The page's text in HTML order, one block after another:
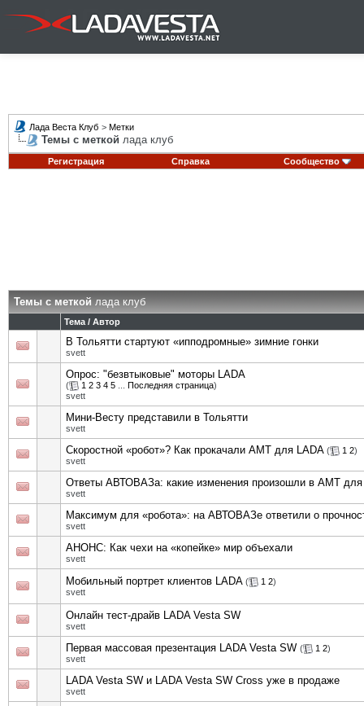
Лада Веста Клуб > Метки
Темы с меткой лада клуб
Регистрация Справка Сообщество
Темы с меткойлада клуб
Тема / Автор
В Тольятти стартуют «ипподромные» зимние гонки
svett
Опрос: "безвтыковые" моторы LADA
( 1 2 3 4 5 Последняя страница)
svett
Мини-Весту представили в Тольятти
svett
Скоростной «робот»? Как прокачали АМТ для LADA ( 1 2)
svett
Ответы АВТОВАЗа: какие изменения произошли в АМТ для
svett
Максимум для «робота»: на АВТОВАЗе ответили о
svett
АНОНС: Как чехи на «копейке» мир объехали
svett
Мобильный портрет клиентов LADA ( 1 2)
svett
Онлайн тест-драйв LADA Vesta SW
svett
Первая массовая презентация LADA Vesta SW ( 1 2)
svett
LADA Vesta SW и LADA Vesta SW Cross уже в продаже
svett